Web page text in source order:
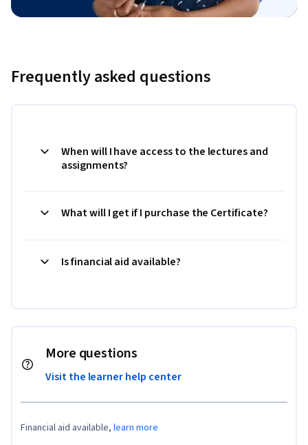
Frequently asked questions
When will I have access to the lectures and
assignments?
What will I get if I purchase the Certificate?
Is financial aid available?
More questions
Visit the learner help center
Financial aid available, learn more